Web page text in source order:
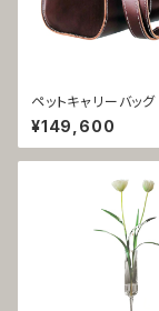
ペットキャリーバッ
ン鞣し革 イタリア製
帯用 旅行用 1425
¥149,600